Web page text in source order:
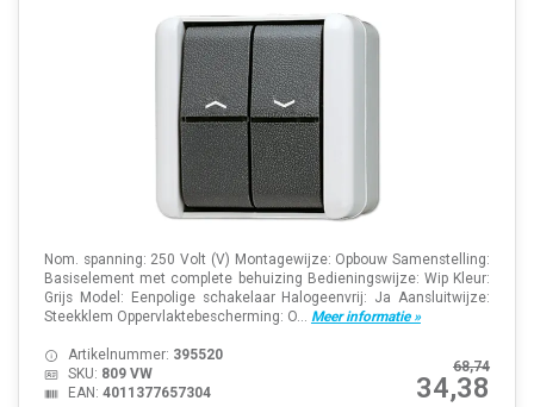
Nom. spanning: 250 Volt (V) Montagewijze: Opbouw Samenstelling:
Basiselement met complete behuizing Bedieningswijze: Wip Kleur:
Grijs Model: Eenpolige schakelaar Halogeenvrij: Ja Aansluitwijze:
Steekklem Oppervlaktebescherming: O... Meer informatie »
68,74
34,38
Artikelnummer: 395520
SKU: 809 VW
EAN: 4011377657304